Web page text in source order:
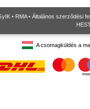
• RMA• Általános szerződési
A csomagküldés a